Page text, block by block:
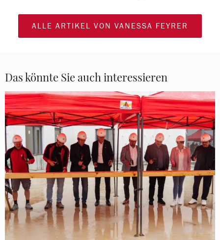
ALLE ARTIKEL VON VANESSA FEYRER
Das könnte Sie auch interessieren